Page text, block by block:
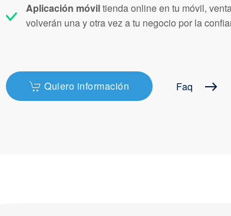
Aplicación móviltienda online en tu móvil,
volverán una y otra vez a tu negocio por la
Quiero información Faq